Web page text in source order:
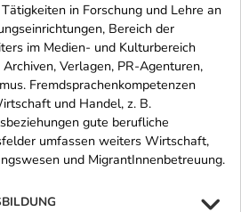
in Forschung und Lehre an
Bereich der
im Medien- und Kulturbereich
Verlagen, PR-Agenturen,
Fremdsprachenkompetenzen
und Handel, z. B.
gute berufliche
umfassen weiters Wirtschaft,
und MigrantInnenbetreuung.